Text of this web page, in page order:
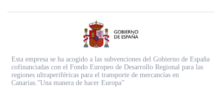
Esta empresa se ha acogido a las subvenciones del Gobierno de España
cofinanciadas con el Fondo Europeo de Desarrollo Regional para las
regiones ultraperiféricas para el transporte de mercancías en
Canarias.”Una manera de hacer Europa”